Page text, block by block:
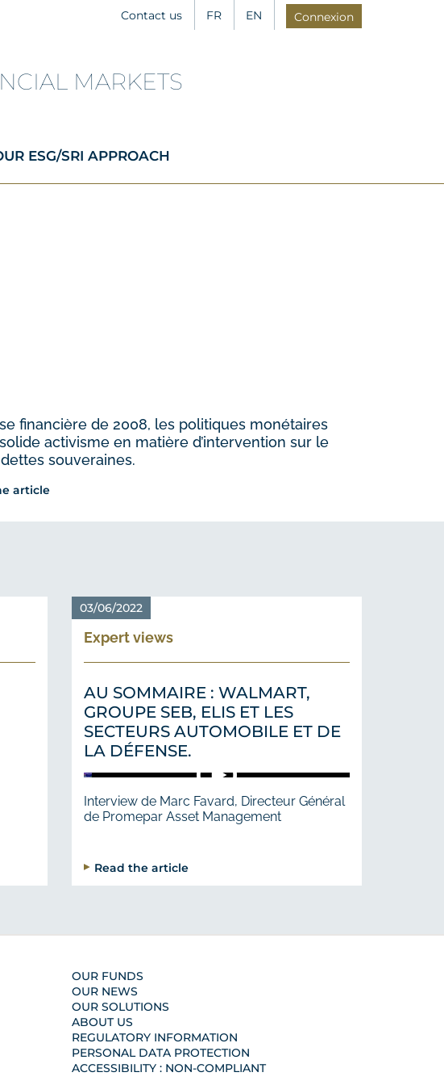
Contact us FR EN Connexion
MARKETS
ESG/SRI APPROACH
financière de 2008, les politiques monétaires
activisme en matière d’intervention sur le
souveraines.
article
03/06/2022
Expert views
AU SOMMAIRE : WALMART,
GROUPE SEB, ELIS ET LES
SECTEURS AUTOMOBILE ET DE
LA DÉFENSE.
Interview de Marc Favard, Directeur Général
de Promepar Asset Management
Read the article
28 60
OUR FUNDS
OUR NEWS
OUR SOLUTIONS
ABOUT US
REGULATORY INFORMATION
PERSONAL DATA PROTECTION
ACCESSIBILITY : NON-COMPLIANT